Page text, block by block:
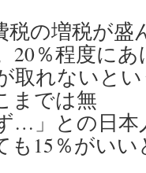
の増税が盛
20％程度に
取れないと
までは無
…」との日本
も15％がい